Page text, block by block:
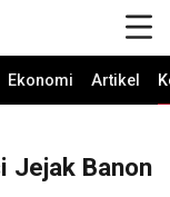
Ekonomi Artikel
Jejak Banon